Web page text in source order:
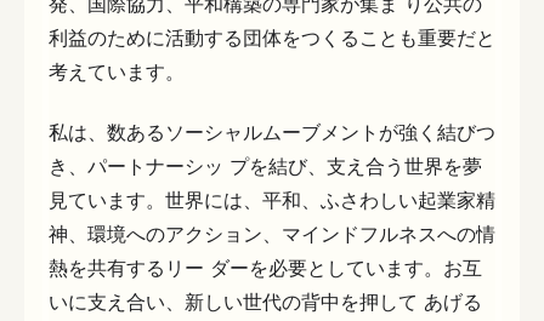
利益のために活動する団体をつくることも重要だと
考えています。
私は、数あるソーシャルムーブメントが強く結びつ
き、パートナーシッ プを結び、支え合う世界を夢
見ています。世界には、平和、ふさわしい起業家精
神、環境へのアクション、マインドフルネスへの情
熱を共有するリー ダーを必要としています。お互
いに支え合い、新しい世代の背中を押して あげる